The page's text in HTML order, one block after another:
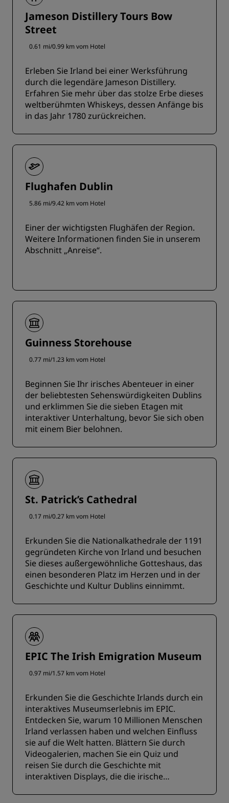
Jameson Distillery Tours Bow
Street
0.61 mi/0.99 km vom Hotel
Erleben Sie Irland bei einer Werksführung
durch die legendäre Jameson Distillery.
Erfahren Sie mehr über das stolze Erbe dieses
weltberühmten Whiskeys, dessen Anfänge bis
in das Jahr 1780 zurückreichen.
Flughafen Dublin
5.86 mi/9.42 km vom Hotel
Einer der wichtigsten Flughäfen der Region.
Weitere Informationen finden Sie in unserem
Abschnitt „Anreise“.
Guinness Storehouse
0.77 mi/1.23 km vom Hotel
Beginnen Sie Ihr irisches Abenteuer in einer
der beliebtesten Sehenswürdigkeiten Dublins
und erklimmen Sie die sieben Etagen mit
interaktiver Unterhaltung, bevor Sie sich oben
mit einem Bier belohnen.
St. Patrick’s Cathedral
0.17 mi/0.27 km vom Hotel
Erkunden Sie die Nationalkathedrale der 1191
gegründeten Kirche von Irland und besuchen
Sie dieses außergewöhnliche Gotteshaus, das
einen besonderen Platz im Herzen und in der
Geschichte und Kultur Dublins einnimmt.
EPIC The Irish Emigration Museum
0.97 mi/1.57 km vom Hotel
Erkunden Sie die Geschichte Irlands durch ein
interaktives Museumserlebnis im EPIC.
Entdecken Sie, warum 10 Millionen Menschen
Irland verlassen haben und welchen Einfluss
sie auf die Welt hatten. Blättern Sie durch
Videogalerien, machen Sie ein Quiz und
reisen Sie durch die Geschichte mit
interaktiven Displays, die die irische